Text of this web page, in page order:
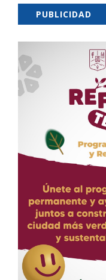
PUBLICIDAD